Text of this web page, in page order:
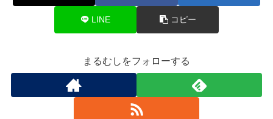
LINE コピー
まるむしをフォローする